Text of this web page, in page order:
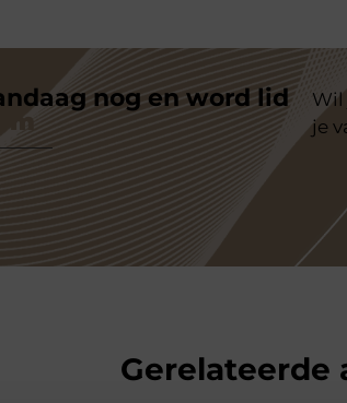
nog en word lid
Wil
je
Gerelateerde